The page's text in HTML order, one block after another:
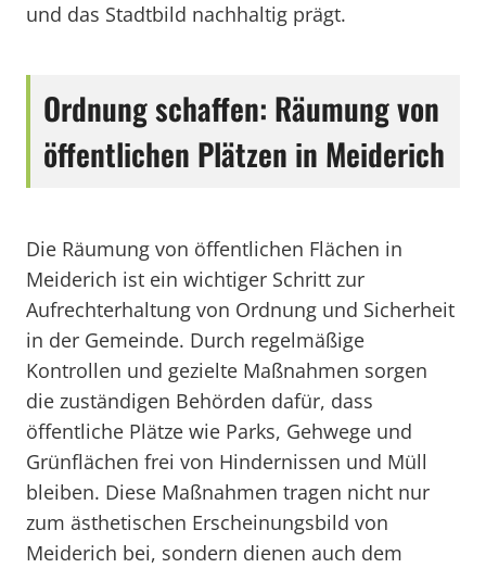
und das Stadtbild nachhaltig prägt.
Ordnung schaffen: Räumung von
öffentlichen Plätzen in Meiderich
Die Räumung von öffentlichen Flächen in
Meiderich ist ein wichtiger Schritt zur
Aufrechterhaltung von Ordnung und Sicherheit
in der Gemeinde. Durch regelmäßige
Kontrollen und gezielte Maßnahmen sorgen
die zuständigen Behörden dafür, dass
öffentliche Plätze wie Parks, Gehwege und
Grünflächen frei von Hindernissen und Müll
bleiben. Diese Maßnahmen tragen nicht nur
zum ästhetischen Erscheinungsbild von
Meiderich bei, sondern dienen auch dem